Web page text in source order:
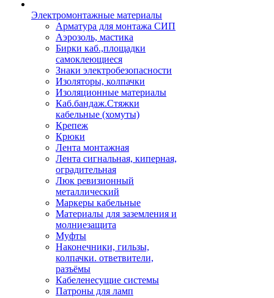
Электромонтажные материалы
Арматура для монтажа СИП
Аэрозоль, мастика
Бирки каб.,площадки
самоклеющиеся
Знаки электробезопасности
Изоляторы, колпачки
Изоляционные материалы
Каб.бандаж.Стяжки
кабельные (хомуты)
Крепеж
Крюки
Лента монтажная
Лента сигнальная, киперная,
оградительная
Люк ревизионный
металлический
Маркеры кабельные
Материалы для заземления и
молниезащита
Муфты
Наконечники, гильзы,
колпачки. ответвители,
разъёмы
Кабеленесущие системы
Патроны для ламп